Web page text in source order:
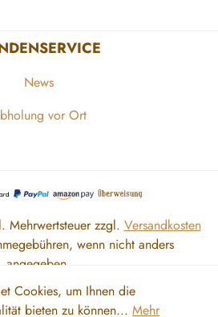
News
vor Ort
Mehrwertsteuer zzgl. Versandkosten
wenn nicht anders
angegeben.
Cookies, um Ihnen die
bieten zu können... Mehr